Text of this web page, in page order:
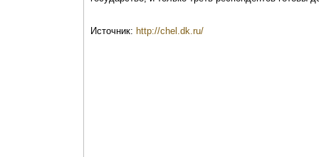
Источник: http://chel.dk.ru/